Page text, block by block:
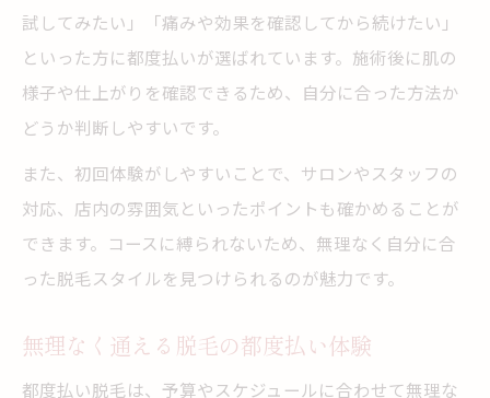
試してみたい」「痛みや効果を確認してから続けたい」
といった方に都度払いが選ばれています。施術後に肌の
様子や仕上がりを確認できるため、自分に合った方法か
どうか判断しやすいです。
また、初回体験がしやすいことで、サロンやスタッフの
対応、店内の雰囲気といったポイントも確かめることが
できます。コースに縛られないため、無理なく自分に合
った脱毛スタイルを見つけられるのが魅力です。
無理なく通える脱毛の都度払い体験
都度払い脱毛は、予算やスケジュールに合わせて無理な